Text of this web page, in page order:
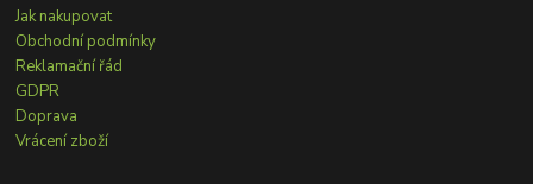
Jak nakupovat
Obchodní podmínky
Reklamační řád
GDPR
Doprava
Vrácení zboží